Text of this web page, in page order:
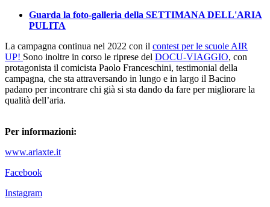
Guarda la foto-galleria della SETTIMANA DELL'ARIA
PULITA
La campagna continua nel 2022 con il contest per le scuole AIR
UP! Sono inoltre in corso le riprese del DOCU-VIAGGIO, con
protagonista il comicista Paolo Franceschini, testimonial della
campagna, che sta attraversando in lungo e in largo il Bacino
padano per incontrare chi già si sta dando da fare per migliorare la
qualità dell’aria.
Per informazioni:
www.ariaxte.it
Facebook
Instagram